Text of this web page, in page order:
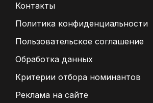
Контакты
Политика конфиденциальности
Пользовательское соглашение
Обработка данных
Критерии отбора номинантов
Реклама на сайте